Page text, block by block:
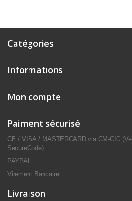
Catégories
Informations
Mon compte
Paiment sécurisé
CB / VISA / MASTERCARD via CM-CIC
SecureCode)
PAYPAL
Virement Bancaire
Livraison